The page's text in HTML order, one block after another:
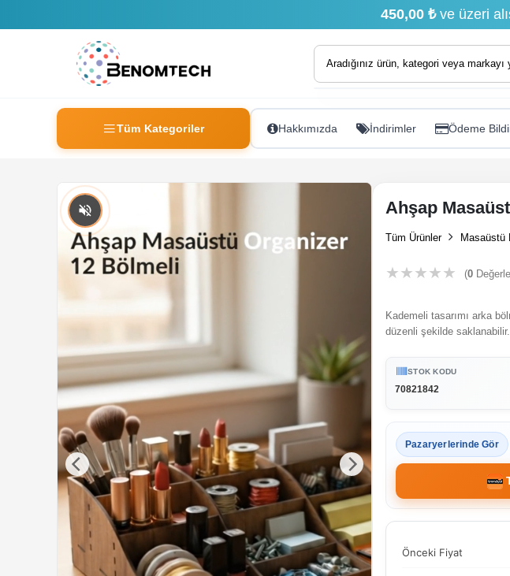
450,00 ₺ ve üzeri
Tüm Kategoriler Hakkımızda İndirimler Ödeme
Ahşap
Tüm Ürünler Masaüstü
★★★★★ (0
Kademeli tasarımı arka
düzenli şekilde
STOK KODU
70821842
Pazaryerlerinde Gör
Önceki Fiyat